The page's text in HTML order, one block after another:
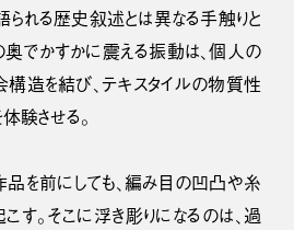
られる歴史叙述とは異なる手触りと
奥でかすかに震える振動は、個人の
造を結び、テキスタイルの物質性
験させる。
品を前にしても、編み目の凹凸や糸
す。そこに浮き彫りになるのは、過